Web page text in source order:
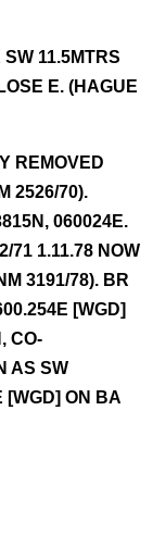
11.5MTRS
E. (HAGUE
REMOVED
2526/70).
060024E.
71 1.11.78 NOW
3191/78). BR
[WGD]
CO-
AS SW
[WGD] ON BA